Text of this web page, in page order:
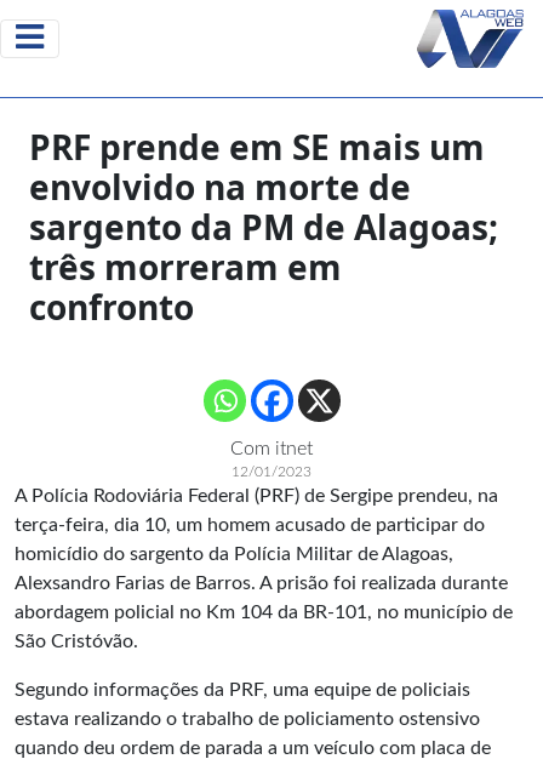
PRF prende em SE mais um
envolvido na morte de
sargento da PM de Alagoas;
três morreram em
confronto
Com itnet
12/01/2023
A Polícia Rodoviária Federal (PRF) de Sergipe prendeu, na
terça-feira, dia 10, um homem acusado de participar do
homicídio do sargento da Polícia Militar de Alagoas,
Alexsandro Farias de Barros. A prisão foi realizada durante
abordagem policial no Km 104 da BR-101, no município de
São Cristóvão.
Segundo informações da PRF, uma equipe de policiais
estava realizando o trabalho de policiamento ostensivo
quando deu ordem de parada a um veículo com placa de